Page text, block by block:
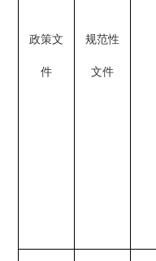
政策文
件
规范性
文件